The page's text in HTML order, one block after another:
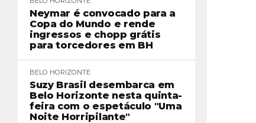
Neymar é convocado para a
Copa do Mundo e rende
ingressos e chopp grátis
para torcedores em BH
BELO HORIZONTE
Suzy Brasil desembarca em
Belo Horizonte nesta quinta-
feira com o espetáculo "Uma
Noite Horripilante"